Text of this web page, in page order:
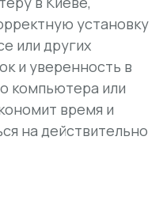
установку
или других
и уверенность в
компьютера или
время и
на действительно